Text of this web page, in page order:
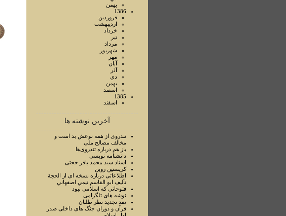
بهمن
1386
فروردين
ارديبهشت
خرداد
تير
مرداد
شهريور
مهر
آبان
آذر
دي
بهمن
اسفند
1385
اسفند
آخرین نوشته ها
تندروی از همه نوعش بد است و
مخالف مصالح ملی
باز هم درباره تندروی‌ها
دانشنامه نویسی
استاد سيد محمد باقر حجتی
کریستین روبن
اطلاعاتی درباره نسخه ای از الحجة
تأليف ابو القاسم تيمي اصفهاني
فتوحاتی که اسلامی نبود
نوشه های تلگرامی
نقد تجدید نظر طلبان
قرآن و دوران جنگ های داخلی صدر